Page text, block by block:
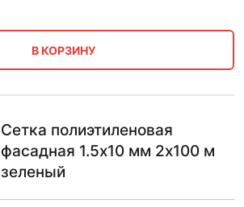
В КОРЗИНУ
Сетка полиэтиленовая
фасадная 1.5х10 мм 2х100 м
зеленый